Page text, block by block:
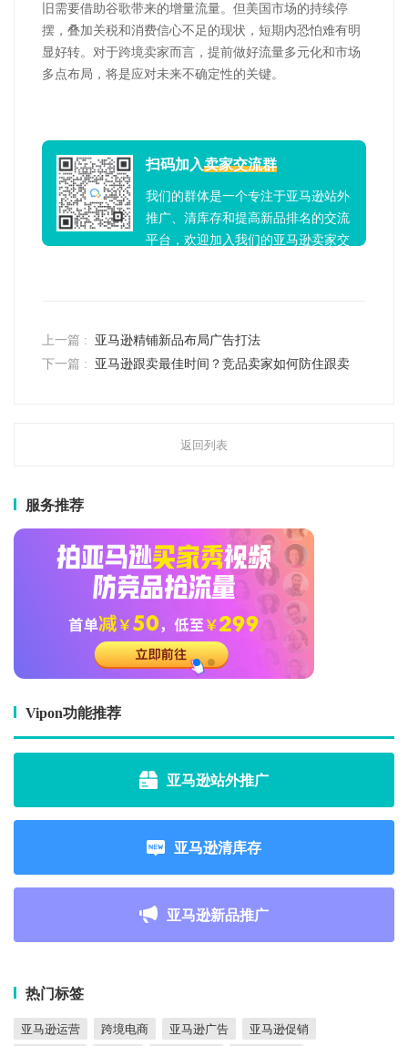
旧需要借助谷歌带来的增量流量。但美国市场的持续停
摆，叠加关税和消费信心不足的现状，短期内恐怕难有明
显好转。对于跨境卖家而言，提前做好流量多元化和市场
多点布局，将是应对未来不确定性的关键。
扫码加入卖家交流群
我们的群体是一个专注于亚马逊站外
推广、清库存和提高新品排名的交流
平台，欢迎加入我们的亚马逊卖家交
上一篇 :
亚马逊精铺新品布局广告打法
下一篇 :
亚马逊跟卖最佳时间？竞品卖家如何防住跟卖
返回列表
服务推荐
Vipon功能推荐
亚马逊站外推广
亚马逊清库存
亚马逊新品推广
热门标签
亚马逊运营 跨境电商 亚马逊广告
亚马逊促销